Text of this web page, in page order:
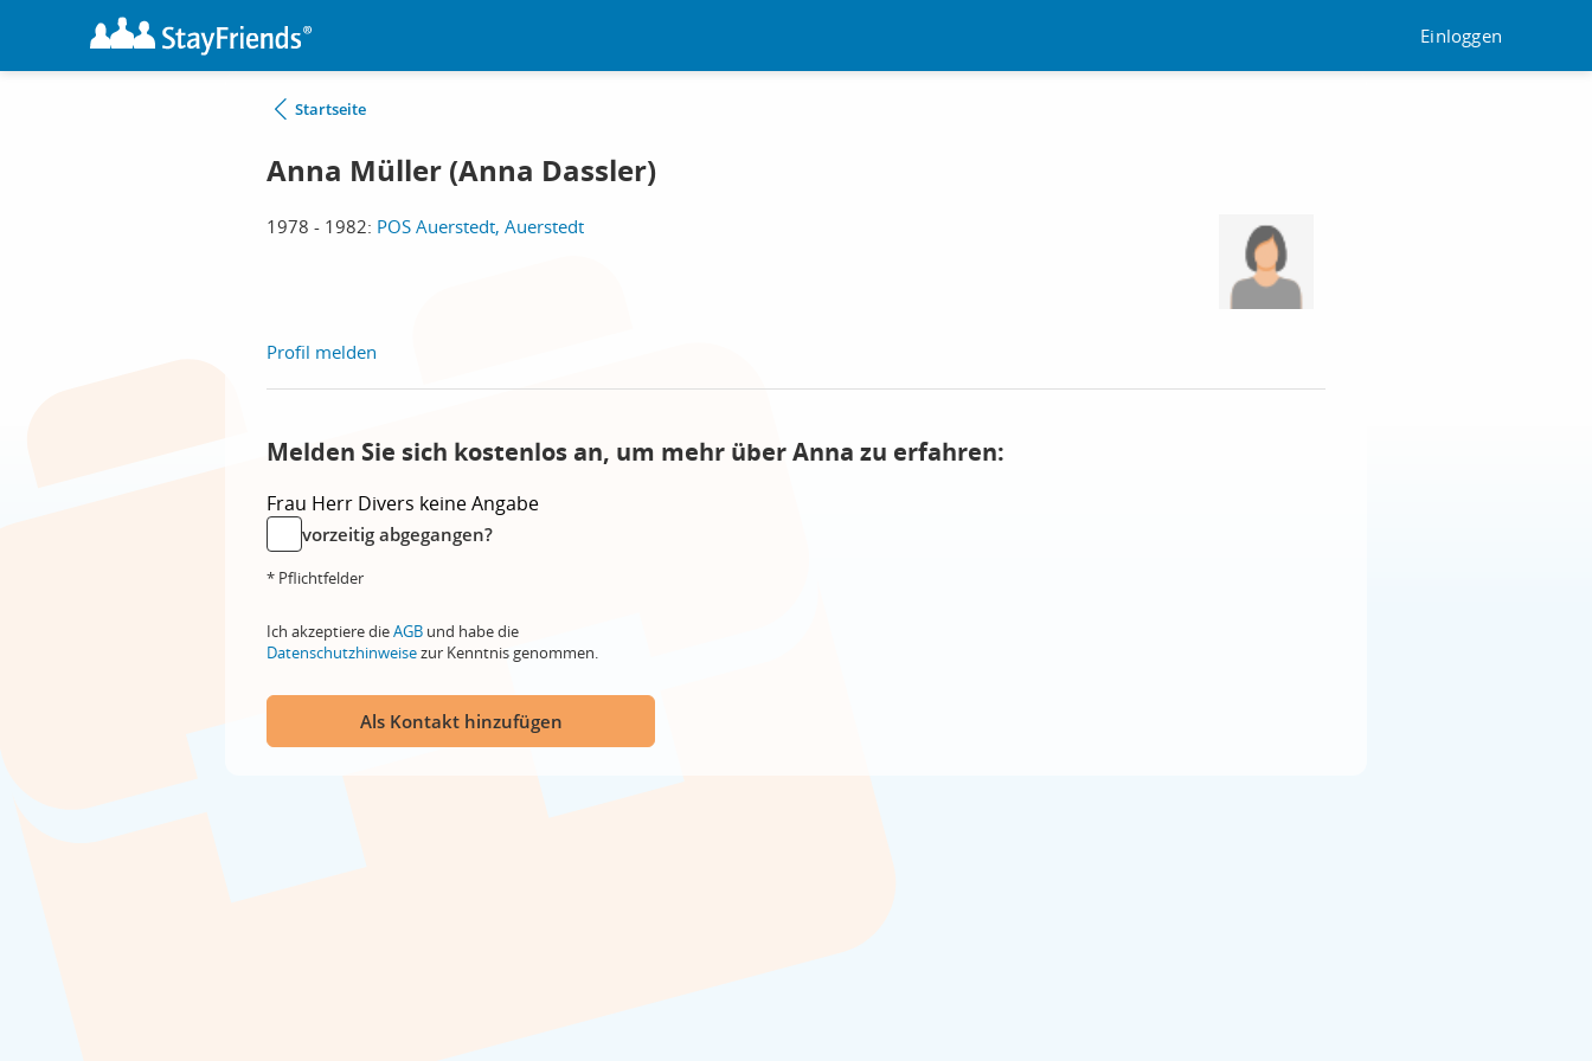
Einloggen
Startseite
Anna Müller (Anna Dassler)
1978 - 1982: POS Auerstedt, Auerstedt
Profil melden
Melden Sie sich kostenlos an, um mehr über Anna zu erfahren:
Frau Herr Divers keine Angabe
vorzeitig abgegangen?
* Pflichtfelder
Ich akzeptiere dieAGB und habe die
Datenschutzhinweisezur Kenntnis genommen.
Als Kontakt hinzufügen